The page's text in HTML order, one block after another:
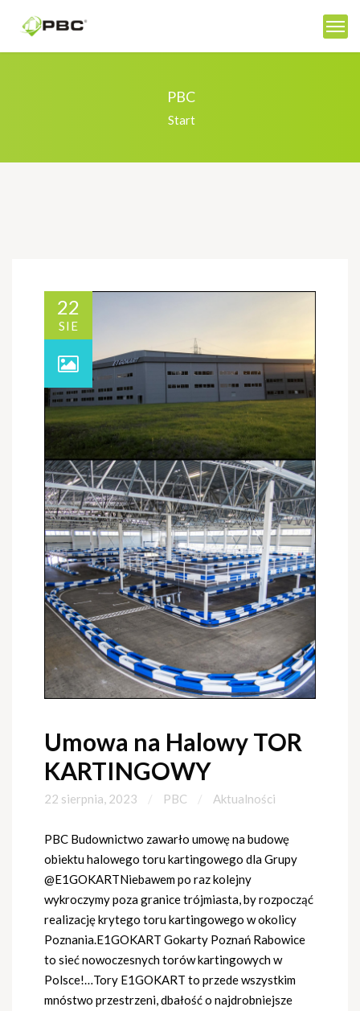
PBC
Start
22
SIE
Umowa na Halowy TOR
KARTINGOWY
22 sierpnia, 2023 PBC Aktualności
PBC Budownictwo zawarło umowę na budowę
obiektu halowego toru kartingowego dla Grupy
@E1GOKARTNiebawem po raz kolejny
wykroczymy poza granice trójmiasta, by rozpocząć
realizację krytego toru kartingowego w okolicy
Poznania.E1GOKART Gokarty Poznań Rabowice
to sieć nowoczesnych torów kartingowych w
Polsce!…Tory E1GOKART to przede wszystkim
mnóstwo przestrzeni, dbałość o najdrobniejsze